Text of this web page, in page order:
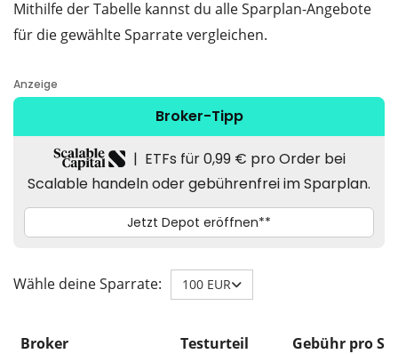
Mithilfe der Tabelle kannst du alle Sparplan-Angebote
für die gewählte Sparrate vergleichen.
Wähle deine Sparrate: 100 EUR
Broker Testurteil Gebühr pro